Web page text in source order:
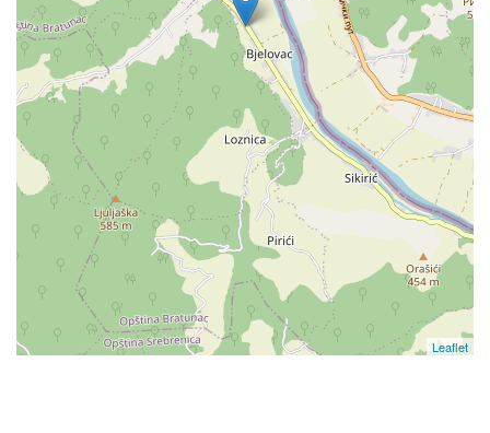
Leaflet